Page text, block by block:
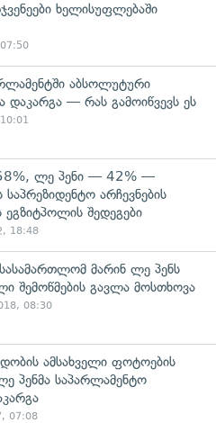
ხელისუფლებაში
აბსოლუტური
დაკარგა — რას გამოიწვევს ეს
ლე პენი — 42% —
არჩევნების
შედეგები
18:48
მარინ ლე პენს
შემოწმების გავლა მოსთხოვა
08:30
ამსახველი ფოტოების
პენმა საპარლამენტო
07:08